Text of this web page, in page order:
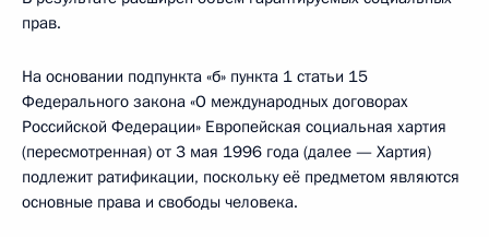
прав.
На основании подпункта «б» пункта 1 статьи 15
Федерального закона «О международных договорах
Российской Федерации» Европейская социальная хартия
(пересмотренная) от 3 мая 1996 года (далее — Хартия)
подлежит ратификации, поскольку её предметом являются
основные права и свободы человека.